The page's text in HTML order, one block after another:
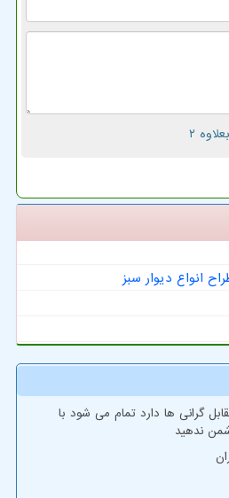
انواع دیوار سبز
گرانی ها دارد تمام می شود با
ندهید